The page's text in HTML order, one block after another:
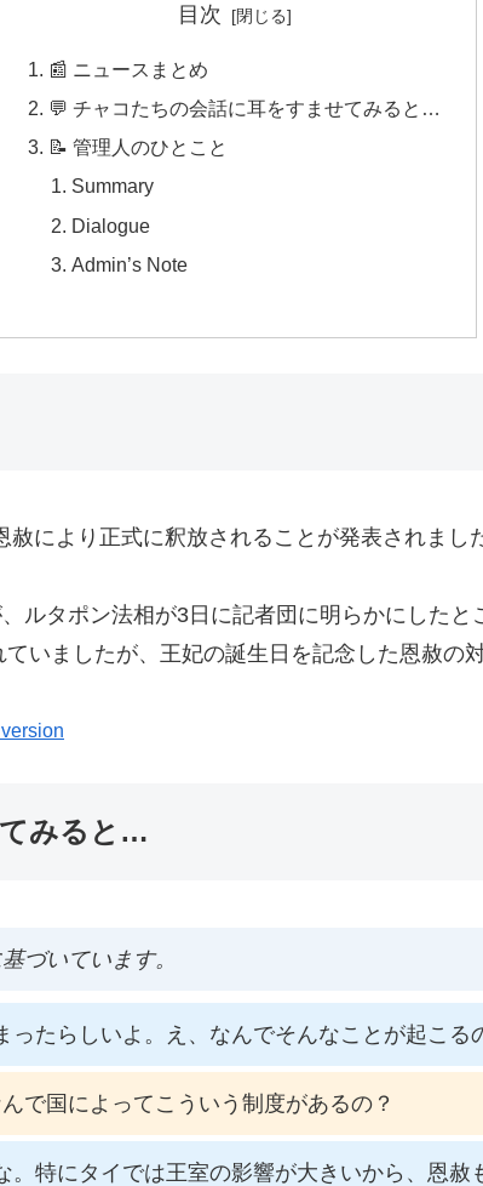
目次
📰 ニュースまとめ
💬 チャコたちの会話に耳をすませてみると…
📝 管理人のひとこと
Summary
Dialogue
Admin’s Note
により正式に釈放されることが発表されまし
ルタポン法相が3日に記者団に明らかにした
いましたが、王妃の誕生日を記念した恩赦の
みると…
づいています。
たらしいよ。え、なんでそんなことが起こる
で国によってこういう制度があるの？
特にタイでは王室の影響が大きいから、恩赦